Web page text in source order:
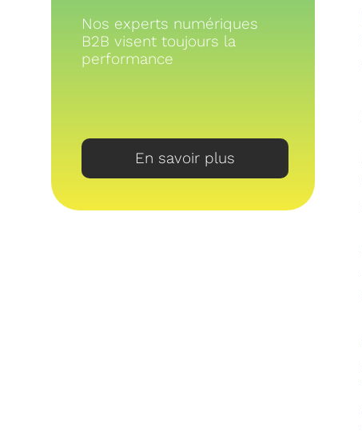
Nos experts numériques
B2B visent toujours la
performance
En savoir plus